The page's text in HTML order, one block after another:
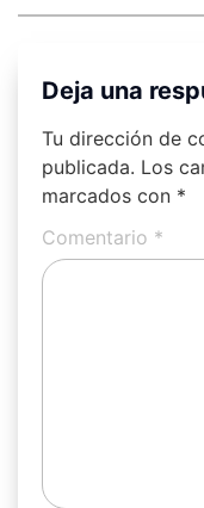
Deja una
Tu dirección de
publicada. Los
marcados con *
Comentario *